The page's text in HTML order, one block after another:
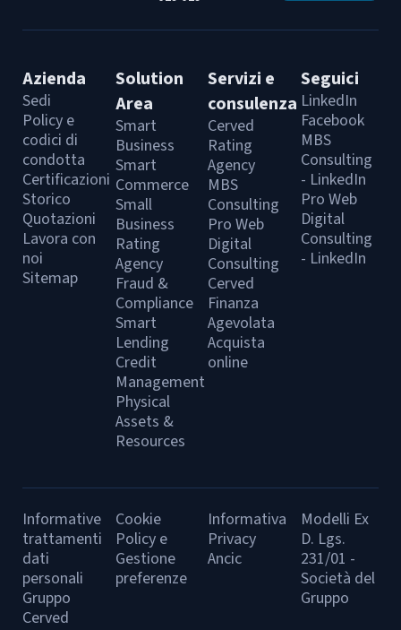
Azienda
Sedi
Policy e
codici di
condotta
Certificazioni
Storico
Quotazioni
Lavora con
noi
Sitemap
Solution
Area
Smart
Business
Smart
Commerce
Small
Business
Rating
Agency
Fraud &
Compliance
Smart
Lending
Credit
Management
Physical
Assets &
Resources
Servizi e
consulenza
Cerved
Rating
Agency
MBS
Consulting
Pro Web
Digital
Consulting
Cerved
Finanza
Agevolata
Acquista
online
Seguici
LinkedIn
Facebook
MBS
Consulting
- LinkedIn
Pro Web
Digital
Consulting
- LinkedIn
Informative
trattamenti
dati
personali
Gruppo
Cerved
Cookie
Policy e
Gestione
preferenze
Informativa
Privacy
Ancic
Modelli Ex
D. Lgs.
231/01 -
Società del
Gruppo